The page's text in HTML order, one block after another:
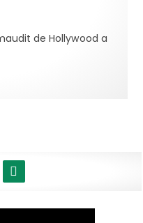
de Hollywood a